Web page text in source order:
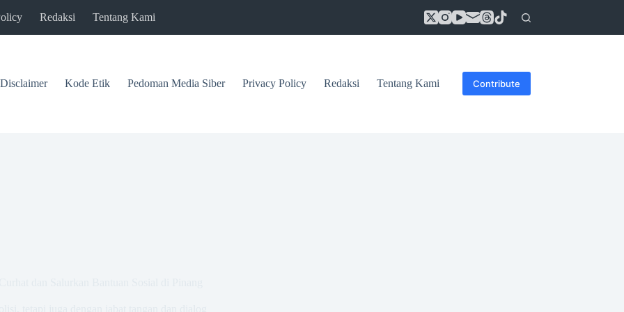
Redaksi Tentang Kami
Disclaimer Kode Etik Pedoman Media Siber Privacy Policy Redaksi Tentang Kami Contribute